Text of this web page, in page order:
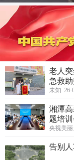
老人
急救
未知 26-
湘潭
题培
央视美
告别